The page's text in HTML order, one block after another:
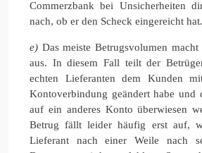
Commerzbank bei Unsicherheiten
nach, ob er den Scheck eingereicht hat.
e) Das meiste Betrugsvolumen macht
aus. In diesem Fall teilt der
echten Lieferanten dem Kunden
Kontoverbindung geändert habe und
auf ein anderes Konto überwiesen
Betrug fällt leider häufig erst auf,
Lieferant nach einer Weile nach